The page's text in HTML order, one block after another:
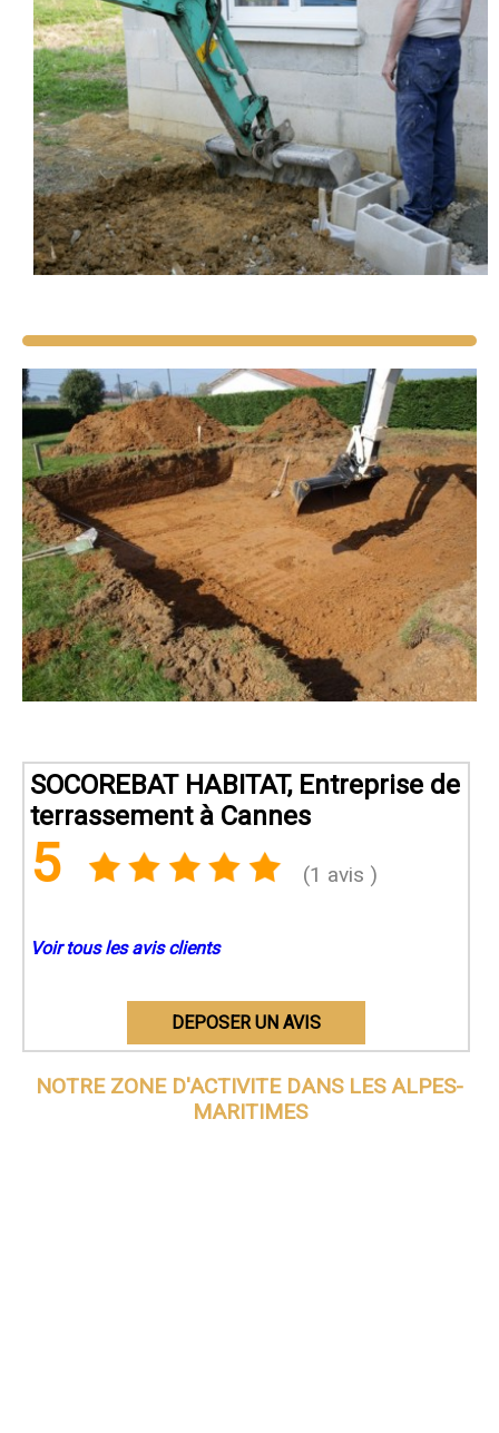
SOCOREBAT HABITAT, Entreprise de
terrassement à Cannes
5 (1 avis )
Voir tous les avis clients
DEPOSER UN AVIS
NOTRE ZONE D'ACTIVITE DANS LES ALPES-
MARITIMES